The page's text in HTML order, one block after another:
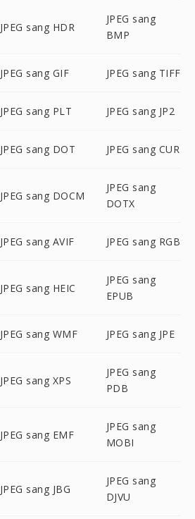
JPEG sang HDR
JPEG sang
BMP
JPEG sang GIF JPEG sang TIFF
JPEG sang PLT JPEG sang JP2
JPEG sang DOT JPEG sang CUR
JPEG sang DOCM
JPEG sang
DOTX
JPEG sang AVIF JPEG sang RGB
JPEG sang HEIC
JPEG sang
EPUB
JPEG sang WMF JPEG sang JPE
JPEG sang XPS
JPEG sang
PDB
JPEG sang EMF
JPEG sang
MOBI
JPEG sang JBG
JPEG sang
DJVU